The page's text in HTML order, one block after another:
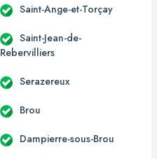
Saint-Ange-et-Torçay
Saint-Jean-de-
Rebervilliers
Serazereux
Brou
Dampierre-sous-Brou